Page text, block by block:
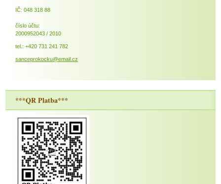
IČ: 048 318 88
číslo účtu:
2000952043 / 2010
tel.: +420 731 241 782
sanceprokocku@email.cz
***QR Platba***